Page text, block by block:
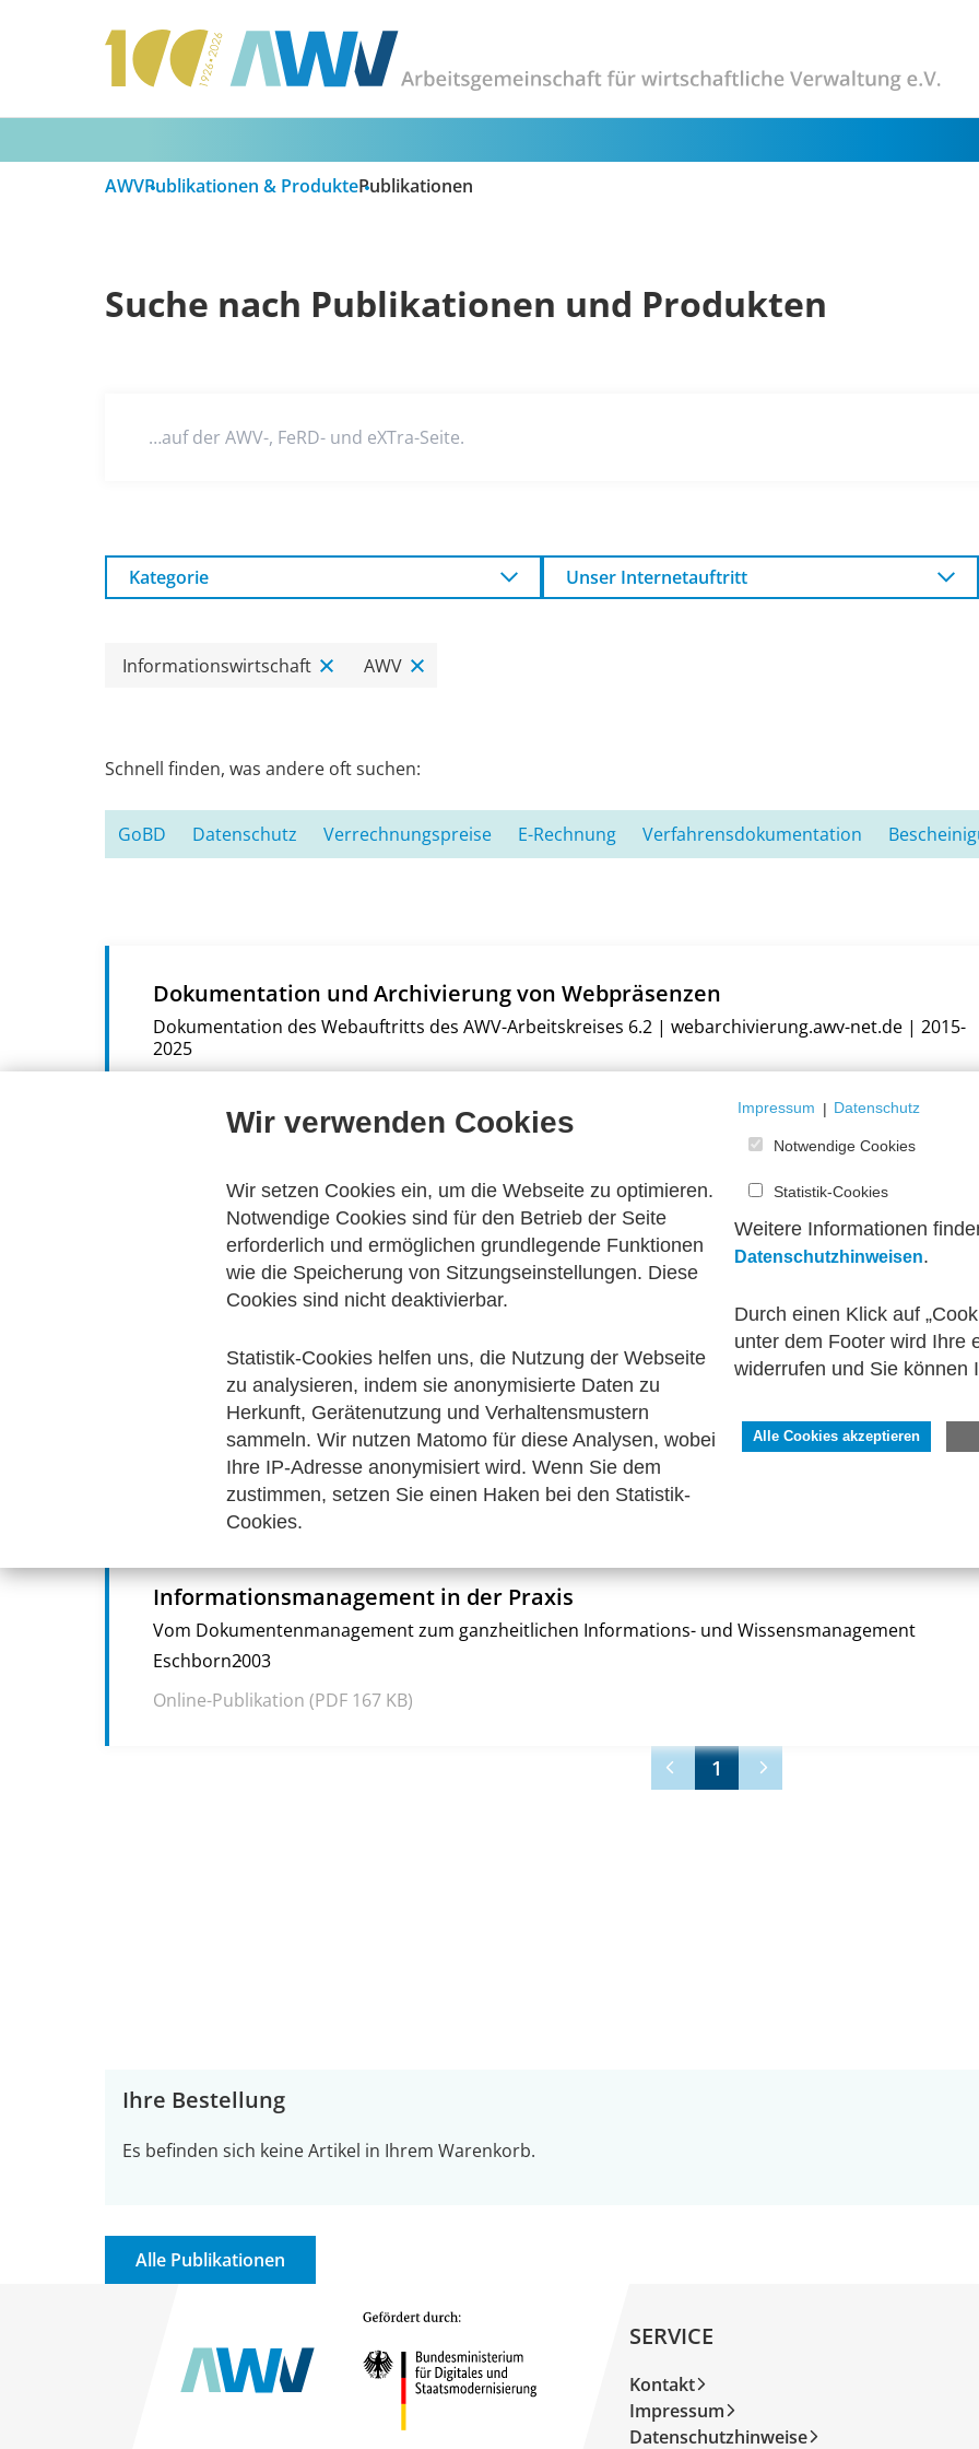
AWVPublikationen & ProduktePublikationen
Ihre Bestellung
Es befinden sich keine Artikel in Ihrem Warenkorb.
Alle Publikationen
Suche nach Publikationen und Produkten
…auf der AWV-, FeRD- und eXTra-Seite.
Kategorie Unser Internetauftritt
Informationswirtschaft AWV
Schnell finden, was andere oft suchen:
GoBD Datenschutz Verrechnungspreise E-Rechnung Verfahrensdokumentation
Dokumentation und Archivierung von Webpräsenzen
Dokumentation des Webauftritts des AWV-Arbeitskreises 6.2 | webarchivierung.awv-net.de | 2015-
2025
Eschborn2025
Online-Publikation (PDF1 MB)
AWV-Spezial: Webarchivierung
Eschborn2012
Online-Publikation (PDF4 MB)
Printausgabe
Zentrale und Dezentrale Datenhaltung
Leitfaden als Entscheidungshilfe für Entscheider
Eschborn2007
Online-Publikation (PDF363 KB)
Informationsmanagement in der Praxis
Vom Dokumentenmanagement zum ganzheitlichen Informations- und Wissensmanagement
Eschborn2003
Online-Publikation (PDF 167 KB)
1
SERVICE
Kontakt
Impressum
Datenschutzhinweise
Wir verwenden Cookies
Wir setzen Cookies ein, um die Webseite zu optimieren.
Notwendige Cookies sind für den Betrieb der Seite
erforderlich und ermöglichen grundlegende Funktionen
wie die Speicherung von Sitzungseinstellungen. Diese
Cookies sind nicht deaktivierbar.
Statistik-Cookies helfen uns, die Nutzung der Webseite
zu analysieren, indem sie anonymisierte Daten zu
Herkunft, Gerätenutzung und Verhaltensmustern
sammeln. Wir nutzen Matomo für diese Analysen, wobei
Ihre IP-Adresse anonymisiert wird. Wenn Sie dem
zustimmen, setzen Sie einen Haken bei den Statistik-
Cookies.
Impressum | Datenschutz
Notwendige Cookies
Statistik-Cookies
Weitere Informationen
Datenschutzhinweisen.
Durch einen Klick auf
unter dem Footer wird Ihre
widerrufen und Sie können
Alle Cookies akzeptieren